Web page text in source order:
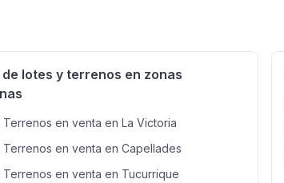
lotes y terrenos en zonas
Terrenos en venta en La Victoria
Terrenos en venta en Capellades
Terrenos en venta en Tucurrique